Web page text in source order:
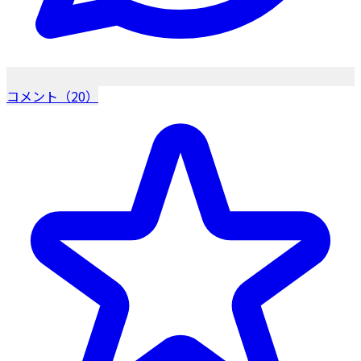
コメント（20）